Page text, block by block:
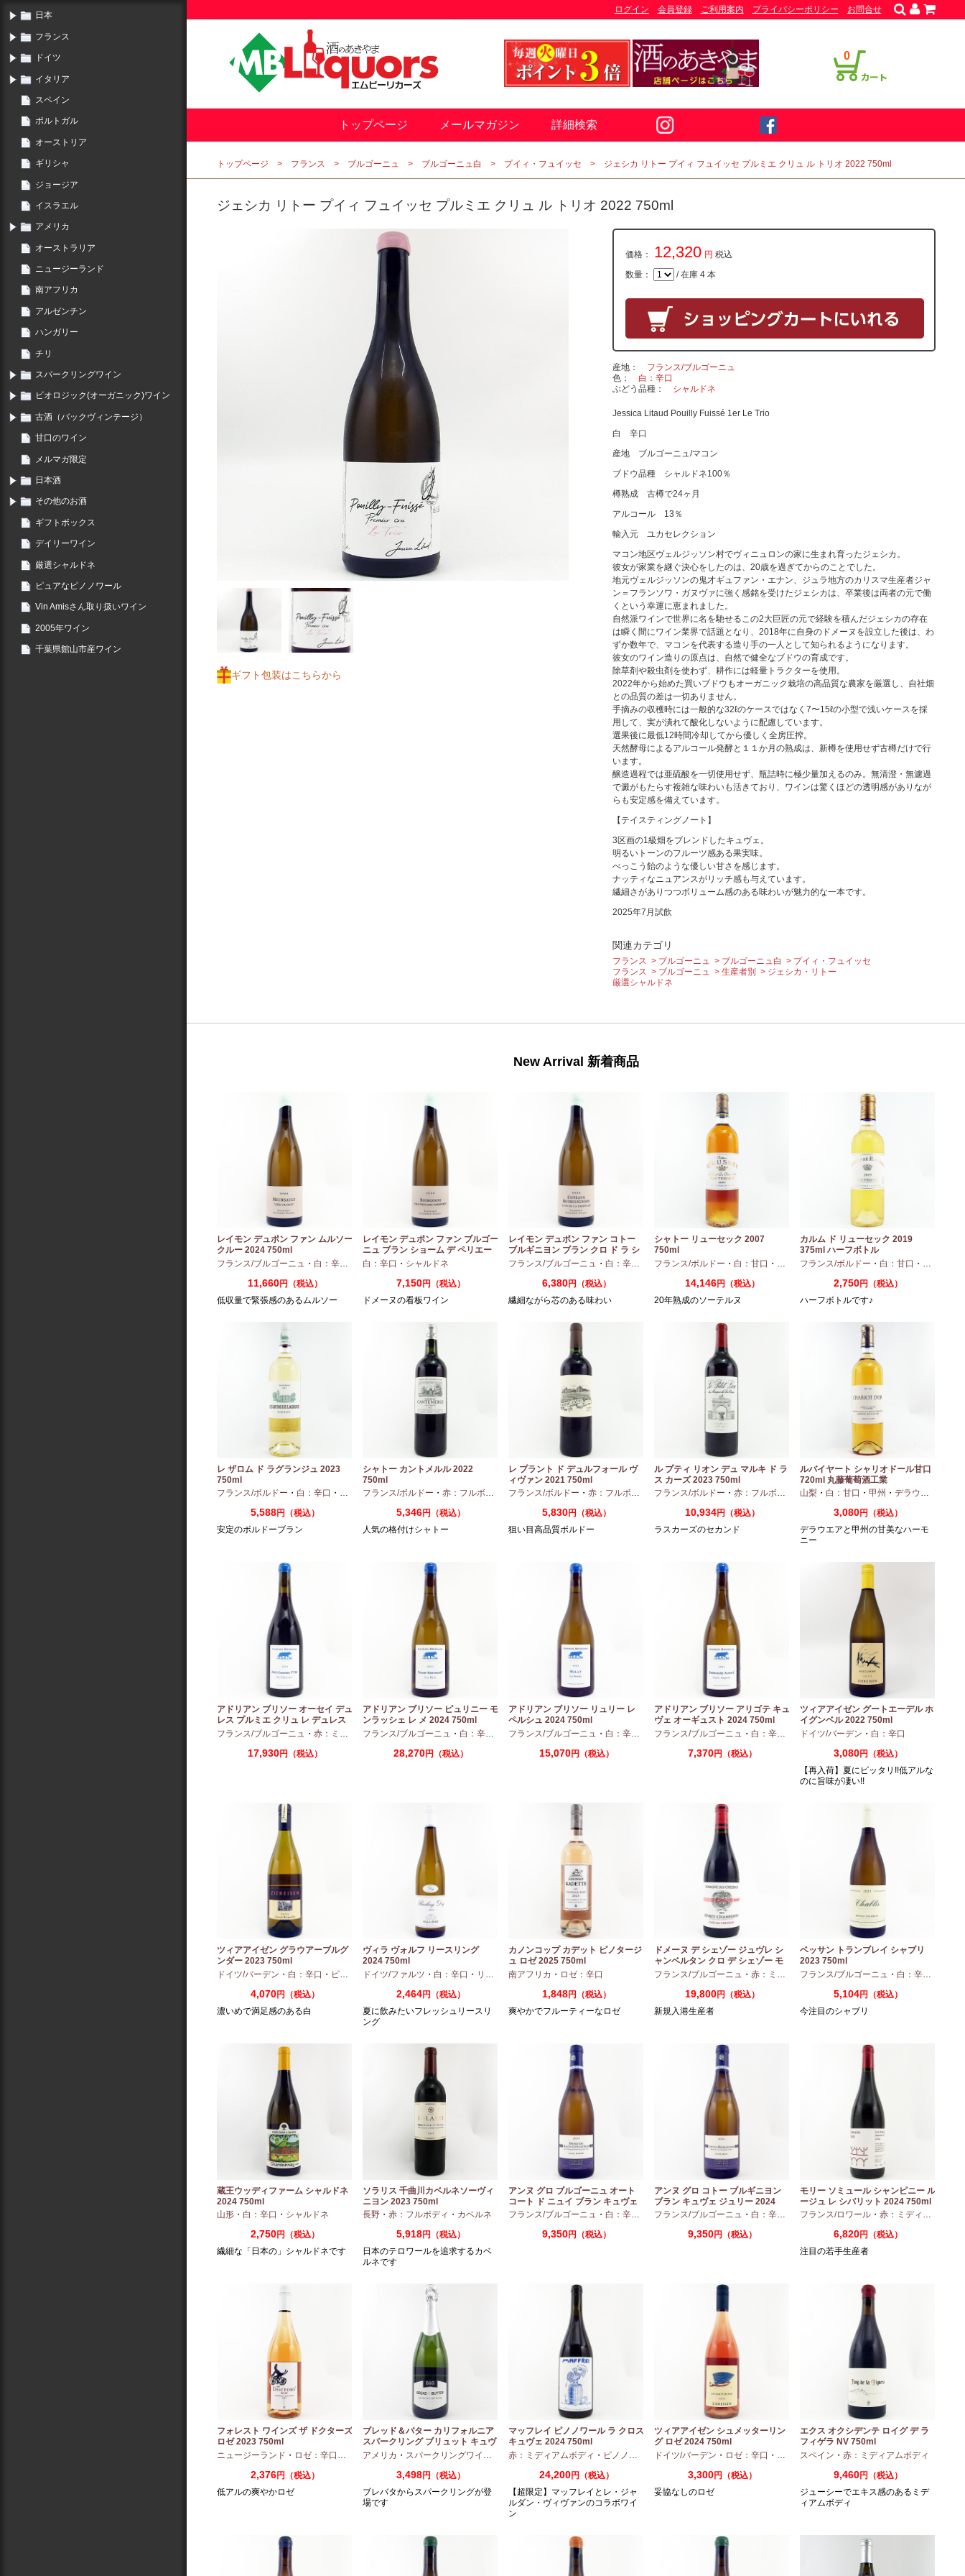
日本
フランス
ドイツ
イタリア
スペイン
ポルトガル
オーストリア
ギリシャ
ジョージア
イスラエル
アメリカ
オーストラリア
ニュージーランド
南アフリカ
アルゼンチン
ハンガリー
チリ
スパークリングワイン
ビオロジック(オーガニック)ワイン
古酒（バックヴィンテージ）
甘口のワイン
メルマガ限定
日本酒
その他のお酒
ギフトボックス
デイリーワイン
厳選シャルドネ
ピュアなピノノワール
Vin Amisさん取り扱いワイン
2005年ワイン
千葉県館山市産ワイン
0
ログイン 会員登録 ご利用案内 プライバシーポリシー お問合せ
トップページ メールマガジン 詳細検索
トップページ フランス ブルゴーニュ ブルゴーニュ白 プイィ・フュイッセ ジェシカ リトー プイィ フュイッセ プルミエ クリュ ル トリオ 2022 750ml
ジェシカ リトー プイィ フュイッセ プルミエ クリュ ル トリオ 2022 750ml
ギフト包装はこちらから
価格： 12,320 円 税込
数量： / 在庫 4 本
産地
フランス/ブルゴーニュ
色
白：辛口
ぶどう品種
シャルドネ
Jessica Litaud Pouilly Fuissé 1er Le Trio
白 辛口
産地 ブルゴーニュ/マコン
ブドウ品種 シャルドネ100％
樽熟成 古樽で24ヶ月
アルコール 13％
輸入元 ユカセレクション
マコン地区ヴェルジッソン村でヴィニュロンの家に生まれ育ったジェシカ。
彼女が家業を継ぐ決心をしたのは、20歳を過ぎてからのことでした。
地元ヴェルジッソンの鬼才ギュファン・エナン、ジュラ地方のカリスマ生産者ジャ
ン＝フランソワ・ガヌヴァに強く感銘を受けたジェシカは、卒業後は両者の元で働
くという幸運に恵まれました。
自然派ワインで世界に名を馳せるこの2大巨匠の元で経験を積んだジェシカの存在
は瞬く間にワイン業界で話題となり、2018年に自身のドメーヌを設立した後は、わ
ずか数年で、マコンを代表する造り手の一人として知られるようになります。
彼女のワイン造りの原点は、自然で健全なブドウの育成です。
除草剤や殺虫剤を使わず、耕作には軽量トラクターを使用。
2022年から始めた買いブドウもオーガニック栽培の高品質な農家を厳選し、自社畑
との品質の差は一切ありません。
手摘みの収穫時には一般的な32ℓのケースではなく7〜15ℓの小型で浅いケースを採
用して、実が潰れて酸化しないように配慮しています。
選果後に最低12時間冷却してから優しく全房圧搾。
天然酵母によるアルコール発酵と１１か月の熟成は、新樽を使用せず古樽だけで行
います。
醸造過程では亜硫酸を一切使用せず、瓶詰時に極少量加えるのみ。無清澄・無濾過
で澱がもたらす複雑な味わいも活きており、ワインは驚くほどの透明感がありなが
らも安定感を備えています。
【テイスティングノート】
3区画の1級畑をブレンドしたキュヴェ。
明るいトーンのフルーツ感ある果実味。
べっこう飴のような優しい甘さを感じます。
ナッティなニュアンスがリッチ感も与えています。
繊細さがありつつボリューム感のある味わいが魅力的な一本です。
2025年7月試飲
関連カテゴリ
フランス ブルゴーニュ ブルゴーニュ白
プイィ・フュイッセ
フランス
ブルゴーニュ 生産者別
ジェシカ・リトー
厳選シャルドネ
New Arrival 新着商品
レイモン デュポン ファン ムルソー
クルー 2024 750ml
フランス/ブルゴーニュ ・ 白：辛口 シャルドネ
11,660円（税込）
低収量で緊張感のあるムルソー
レイモン デュポン ファン ブルゴー
ニュ ブラン ショーム デ ペリエー
ル 2024 750ml
白：辛口 ・ シャルドネ
7,150円（税込）
ドメーヌの看板ワイン
レイモン デュポン ファン コトー
ブルギニヨン ブラン クロ ド ラ シ
ャペル 2024 750ml
フランス/ブルゴーニュ ・ 白：辛口 シャルドネ
6,380円（税込）
繊細ながら芯のある味わい
シャトー リューセック 2007
750ml
フランス/ボルドー ・ 白：甘口 ・ セミヨン・ソーヴィニオンブラン
14,146円（税込）
20年熟成のソーテルヌ
カルム ド リューセック 2019
375ml ハーフボトル
フランス/ボルドー ・ 白：甘口 ・
2,750円（税込）
ハーフボトルです♪
レ ザロム ド ラグランジュ 2023
750ml
フランス/ボルドー ・ 白：辛口 ・ セミヨン・ソーヴィニオンブラン
5,588円（税込）
安定のボルドーブラン
シャトー カントメルル 2022
750ml
フランス/ボルドー ・ 赤：フルボディ ・カベルネ・カベルネフラン・プティヴェルド・メルロー
5,346円（税込）
人気の格付けシャトー
レ プラント ド デュルフォール ヴ
ィヴァン 2021 750ml
フランス/ボルドー ・ 赤：フルボディ
5,830円（税込）
狙い目高品質ボルドー
ル プティ リオン デュ マルキ ド ラ
ス カーズ 2023 750ml
フランス/ボルドー ・ 赤：フルボディ
10,934円（税込）
ラスカーズのセカンド
ルバイヤート シャリオドール甘口
720ml 丸藤葡萄酒工業
山梨・ 白：甘口 ・ 甲州 ・ デラウエア
3,080円（税込）
デラウエアと甲州の甘美なハーモ
ニー
アドリアン ブリソー オーセイ デュ
レス プルミエ クリュ レ デュレス
2024 750ml
フランス/ブルゴーニュ ・ 赤：ミディアムボディ ・ピノノワール
17,930円（税込）
アドリアン ブリソー ピュリニー モ
ンラッシェ レ メ 2024 750ml
フランス/ブルゴーニュ ・ 白：辛口 シャルドネ
28,270円（税込）
アドリアン ブリソー リュリー レ
ペルシュ 2024 750ml
フランス/ブルゴーニュ ・ 白：辛口 シャルドネ
15,070円（税込）
アドリアン ブリソー アリゴテ キュ
ヴェ オーギュスト 2024 750ml
フランス/ブルゴーニュ ・ 白：辛口 アリゴテ
7,370円（税込）
ツィアアイゼン グートエーデル ホ
イグンベル 2022 750ml
ドイツ/バーデン ・ 白：辛口
3,080円（税込）
【再入荷】夏にピッタリ!!低アルな
のに旨味が凄い!!
ツィアアイゼン グラウアーブルグ
ンダー 2023 750ml
ドイツ/バーデン ・ 白：辛口 ・ ピノグリ
4,070円（税込）
濃いめで満足感のある白
ヴィラ ヴォルフ リースリング
2024 750ml
ドイツ/ファルツ ・ 白：辛口 ・ リースリング
2,464円（税込）
夏に飲みたいフレッシュリースリ
ング
カノンコップ カデット ピノタージ
ュ ロゼ 2025 750ml
南アフリカ ・ ロゼ：辛口
1,848円（税込）
爽やかでフルーティーなロゼ
ドメーヌ デ シェゾー ジュヴレ シ
ャンベルタン クロ デ シェゾー モ
ノポール 2023 750ml
フランス/ブルゴーニュ ・ 赤：ミディアムボディ ・ピノノワール
19,800円（税込）
新規入港生産者
ベッサン トランブレイ シャブリ
2023 750ml
フランス/ブルゴーニュ ・ 白：辛口
5,104円（税込）
今注目のシャブリ
蔵王ウッディファーム シャルドネ
2024 750ml
山形・ 白：辛口 ・ シャルドネ
2,750円（税込）
繊細な「日本の」シャルドネです
ソラリス 千曲川カベルネソーヴィ
ニヨン 2023 750ml
長野・ 赤：フルボディ ・ カベルネ
5,918円（税込）
日本のテロワールを追求するカベ
ルネです
アンヌ グロ ブルゴーニュ オート
コート ド ニュイ ブラン キュヴェ
マリーヌ 2024 750ml
フランス/ブルゴーニュ ・ 白：辛口 シャルドネ
9,350円（税込）
アンヌ グロ コトー ブルギニヨン
ブラン キュヴェ ジュリー 2024
フランス/ブルゴーニュ ・ 白：辛口 シャルドネ
9,350円（税込）
モリー ソミュール シャンピニー ル
ージュ レ シバリット 2024 750ml
フランス/ロワール・ 赤：ミディアムボディ
6,820円（税込）
注目の若手生産者
フォレスト ワインズ ザ ドクターズ
ロゼ 2023 750ml
ニュージーランド ・ ロゼ：辛口 ピノノワール
2,376円（税込）
低アルの爽やかロゼ
ブレッド＆バター カリフォルニア
スパークリング ブリュット キュヴ
ェ NV 750ml
アメリカ ・ スパークリングワイン シャルドネ
3,498円（税込）
ブレバタからスパークリングが登
場です
マッフレイ ピノノワール ラ クロス
キュヴェ 2024 750ml
赤：ミディアムボディ ・ ピノノワール
24,200円（税込）
【超限定】マッフレイとレ・ジャ
ルダン・ヴィヴァンのコラボワイ
ン
ツィアアイゼン シュメッターリン
グ ロゼ 2024 750ml
ドイツ/バーデン ・ ロゼ：辛口 ・ ピノノワール
3,300円（税込）
妥協なしのロゼ
エクス オクシデンテ ロイグ デ ラ
フィゲラ NV 750ml
（2022/2023）
スペイン ・ 赤：ミディアムボディ
9,460円（税込）
ジューシーでエキス感のあるミデ
ィアムボディ